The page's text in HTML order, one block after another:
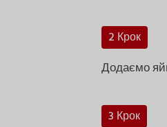
2 Крок
Додаємо
3 Крок